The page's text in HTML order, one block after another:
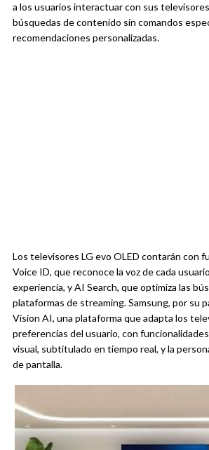
a los usuarios interactuar con sus
búsquedas de contenido sin comandos
recomendaciones personalizadas.
Los televisores LG evo OLED contarán con
Voice ID, que reconoce la voz de cada
experiencia, y AI Search, que optimiza las
plataformas de streaming. Samsung, por su
Vision AI, una plataforma que adapta los
preferencias del usuario, con
visual, subtitulado en tiempo real, y la
de pantalla.